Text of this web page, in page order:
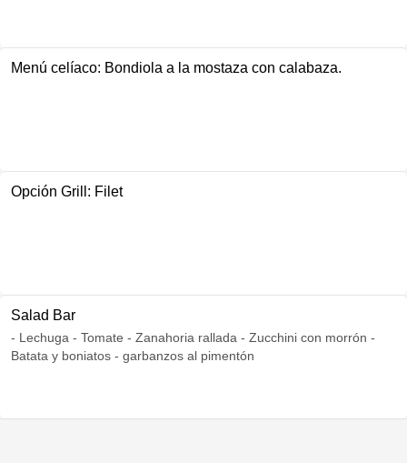
Menú celíaco: Bondiola a la mostaza con calabaza.
Opción Grill: Filet
Salad Bar
- Lechuga - Tomate - Zanahoria rallada - Zucchini con morrón -
Batata y boniatos - garbanzos al pimentón